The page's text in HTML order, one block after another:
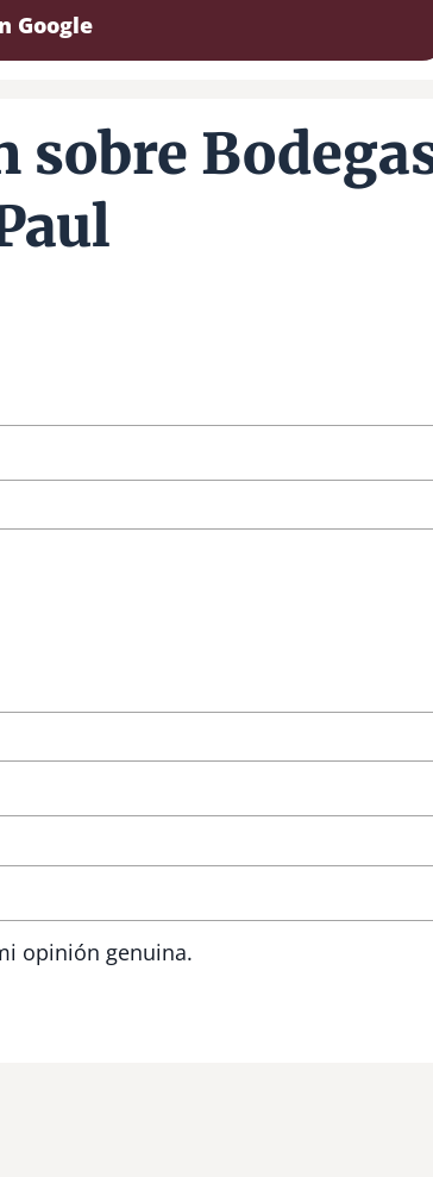
Google
sobre
opinión genuina.